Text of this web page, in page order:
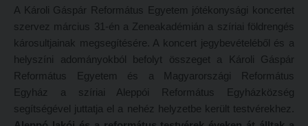
Nagykőrösi képzési hely
Marosvásárhelyi képzési hely
Kecskeméti képzési hely
Mintatantervek
Hasznos linkek
Református Pedagógiai Intézet
OKTATÁS
Képzési helyszínek
A Károli Gáspár Református Egyetem jótékonysági koncertet
szervez március 31-én a Zeneakadémián a szíriai földrengés
károsultjainak megsegítésére. A koncert jegybevételéből és a
helyszíni adományokból befolyt összeget a Károli Gáspár
Református Egyetem és a Magyarországi Református
Egyház a szíriai Aleppói Református Egyházközség
segítségével juttatja el a nehéz helyzetbe került testvérekhez.